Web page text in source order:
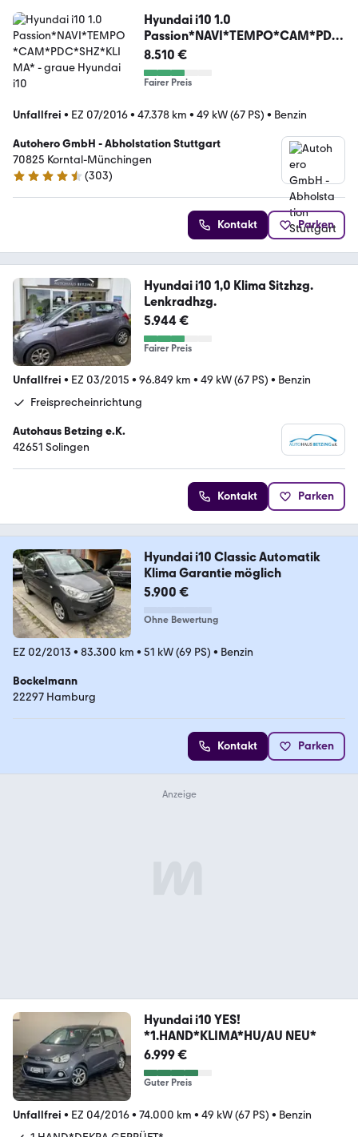
Hyundai i10 1.0
Passion*NAVI*TEMPO*CAM*PDC
*SHZ*KLIMA*
8.510 €
Fairer Preis
Unfallfrei • EZ 07/2016• 47.378 km • 49 kW (67 PS) • Benzin
Autohero GmbH - Abholstation Stuttgart
70825 Korntal-Münchingen
4.4 Sterne
(303)
Kontakt Parken
Hyundai i10 1,0 Klima Sitzhzg.
Lenkradhzg.
5.944 €
Fairer Preis
Unfallfrei • EZ 03/2015 • 96.849 km • 49 kW (67 PS) • Benzin
Freisprecheinrichtung
Autohaus Betzing e.K.
42651 Solingen
Kontakt Parken
Hyundai i10 Classic Automatik
Klima Garantie möglich
5.900 €
Ohne Bewertung
EZ 02/2013 • 83.300 km • 51 kW (69 PS) • Benzin
Bockelmann
22297 Hamburg
Kontakt Parken
Hyundai i10 YES!
*1.HAND*KLIMA*HU/AU NEU*
6.999 €
Guter Preis
Unfallfrei • EZ 04/2016• 74.000 km • 49 kW (67 PS) • Benzin